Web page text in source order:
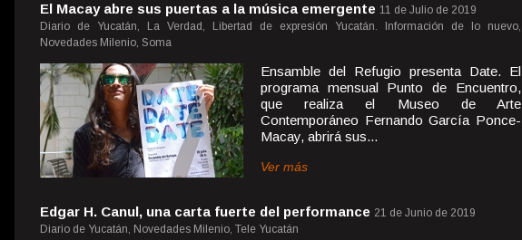
El Macay abre sus puertas a la música emergente 11 de Julio de 2019
Diario de Yucatán, La Verdad, Libertad de expresión Yucatán. Información de lo nuevo,
Novedades Milenio, Soma
Ensamble del Refugio presenta Date. El
programa mensual Punto de Encuentro,
que realiza el Museo de Arte
Contemporáneo Fernando García Ponce-
Macay, abrirá sus...
Ver más
Edgar H. Canul, una carta fuerte del performance 21 de Junio de 2019
Diario de Yucatán, Novedades Milenio, Tele Yucatán